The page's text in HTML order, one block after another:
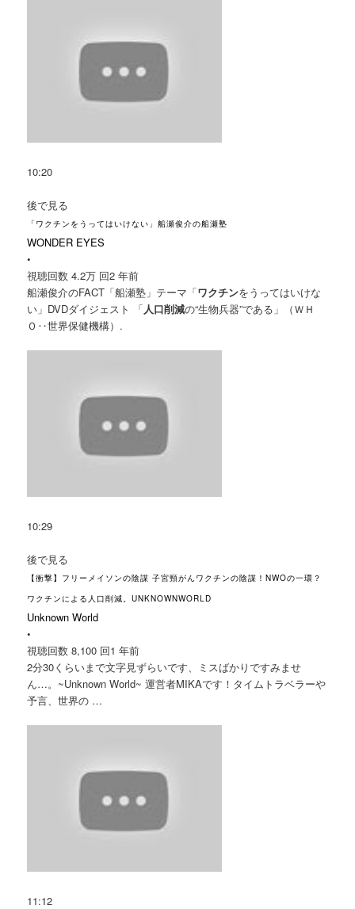
10:20
後で見る
「ワクチンをうってはいけない」船瀬俊介の船瀬塾
WONDER EYES
•
視聴回数 4.2万 回2 年前
船瀬俊介のFACT「船瀬塾」テーマ「ワクチンをうってはいけな
い」DVDダイジェスト 「人口削減の“生物兵器”である」（ＷＨ
Ｏ‥世界保健機構）.
10:29
後で見る
【衝撃】フリーメイソンの陰謀 子宮頸がんワクチンの陰謀！NWOの一環？
ワクチンによる人口削減。UNKNOWNWORLD
Unknown World
•
視聴回数 8,100 回1 年前
2分30くらいまで文字見ずらいです、ミスばかりですみませ
ん…。~Unknown World~ 運営者MIKAです！タイムトラベラーや
予言、世界の …
11:12